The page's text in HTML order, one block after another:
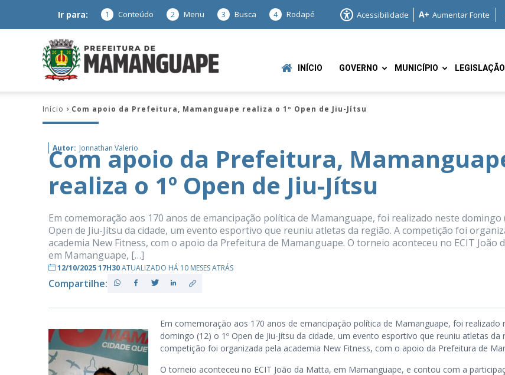
Ir para: 1 Conteúdo 2 Menu 3 Busca 4 Rodapé Acessibilidade Aumentar Fonte
Mamanguape
–
PB
INÍCIO GOVERNO MUNICÍPIO LEGISLAÇÃO
Início Com apoio da Prefeitura, Mamanguape realiza o 1º Open de Jiu-Jítsu
Autor: Jonnathan Valerio
Com apoio da Prefeitura,
realiza o 1º Open de Jiu-Jítsu
Em comemoração aos 170 anos de emancipação política de Mamanguape, foi realizado neste domingo
Open de Jiu-Jítsu da cidade, um evento esportivo que reuniu atletas da região. A competição foi
academia New Fitness, com o apoio da Prefeitura de Mamanguape. O torneio aconteceu no ECIT João
em Mamanguape, […]
12/10/2025 17H30ATUALIZADO HÁ 10 MESES ATRÁS
Compartilhe:
Em comemoração aos 170 anos de emancipação política de Mamanguape, foi realizado
domingo (12) o 1º Open de Jiu-Jítsu da cidade, um evento esportivo que reuniu atletas da
competição foi organizada pela academia New Fitness, com o apoio da Prefeitura de
O torneio aconteceu no ECIT João da Matta, em Mamanguape, e contou com a